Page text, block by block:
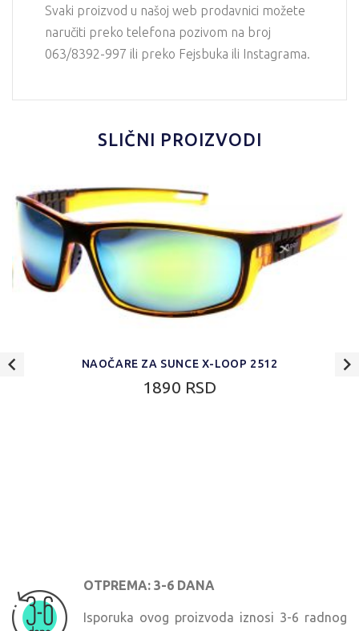
Svaki proizvod u našoj web prodavnici možete
naručiti preko telefona pozivom na broj
063/8392-997 ili preko Fejsbuka ili Instagrama.
SLIČNI PROIZVODI
NAOČARE ZA SUNCE X-LOOP 2512
1890 RSD
OTPREMA: 3-6 DANA
Isporuka ovog proizvoda iznosi 3-6 radnog